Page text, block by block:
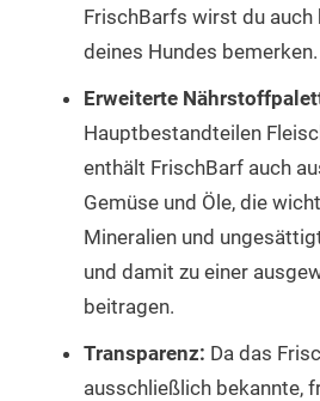
FrischBarfs wirst du
deines Hundes bemerken.
Erweiterte
Hauptbestandteilen
enthält FrischBarf auch
Gemüse und Öle, die
Mineralien und
und damit zu einer
beitragen.
Transparenz: Da das
ausschließlich bekannte,